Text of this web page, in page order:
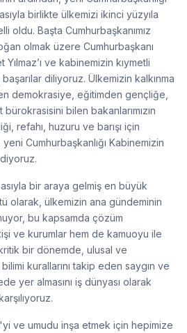
birlikte ülkemizi ikinci yüzyıla
oldu. Başta Cumhurbaşkanımız
olmak üzere Cumhurbaşkanı
Yılmaz’ı ve kabinemizin kıymetli
diliyoruz. Ülkemizin kalkınma
demokrasiye, eğitimden gençliğe,
bilen bakanlarımızın
refahı, huzuru ve barışı için
Cumhurbaşkanlığı Kabinemizin
bir araya gelmiş en büyük
olarak, ülkemizin ana gündeminin
bu kapsamda çözüm
ve kurumlar hem de kamuoyu ile
bir dönemde, ulusal ve
kurallarını takip eden saygın ve
yer almasını iş dünyası olarak
ve umudu inşa etmek için hepimize